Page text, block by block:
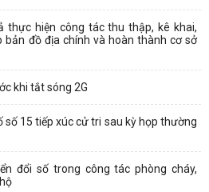
thực hiện công tác thu thập, kê khai,
bản đồ địa chính và hoàn thành cơ sở
khi tắt sóng 2G
số 15 tiếp xúc cử tri sau kỳ họp thường
đổi số trong công tác phòng cháy,